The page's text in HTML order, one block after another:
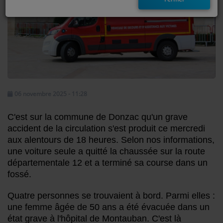
EMISSIONS
TITRES DIFFUSÉS
FRÉQUENCES
LES JEUX
JEUX CONCOURS
CONTACTEZ-NOUS
RÉGIE PUBLICTIAIRE
C'est sur la commune de Donzac qu'un grave
accident de la circulation s'est produit ce mercredi
aux alentours de 18 heures. Selon nos informations,
une voiture seule a quitté la chaussée sur la route
départementale 12 et a terminé sa course dans un
fossé.
Quatre personnes se trouvaient à bord. Parmi elles :
une femme âgée de 50 ans a été évacuée dans un
état grave à l'hôpital de Montauban. C'est là